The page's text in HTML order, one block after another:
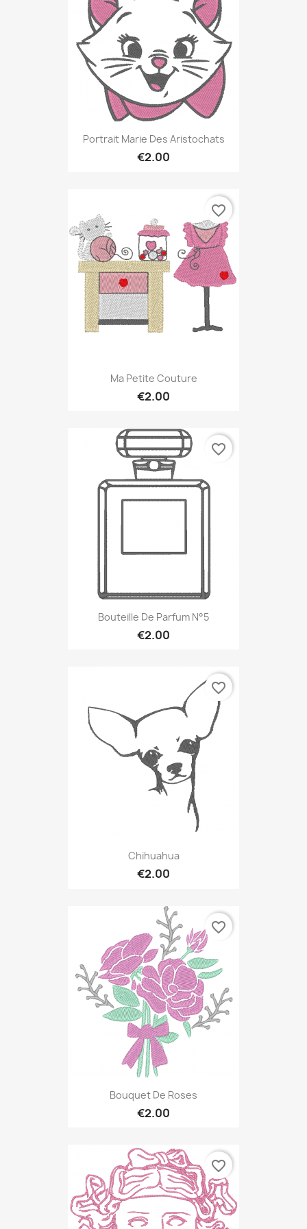
Portrait Marie Des Aristochats
€2.00
Ma Petite Couture
€2.00
favorite_border
Bouteille De Parfum N°5
€2.00
favorite_border
Chihuahua
€2.00
favorite_border
Bouquet De Roses
€2.00
favorite_border
favorite_border